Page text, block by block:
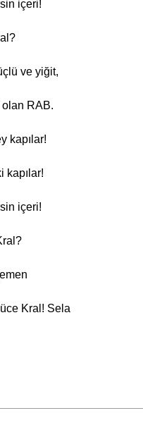
içeri!
ve yiğit,
RAB.
kapılar!
kapılar!
içeri!
Kral! Sela